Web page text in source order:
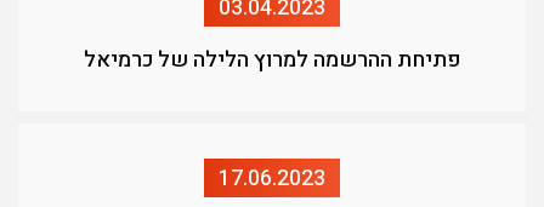
03.04.2023
פתיחת ההרשמה למרוץ הלילה של כרמיאל
17.06.2023